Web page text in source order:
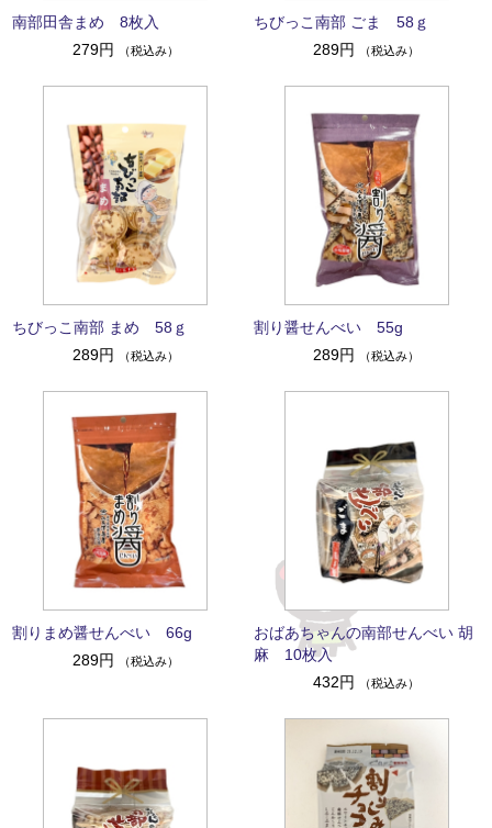
南部田舎まめ 8枚入
279円
（税込み）
ちびっこ南部 ごま 58ｇ
289円
（税込み）
ちびっこ南部 まめ 58ｇ
289円
（税込み）
割り醤せんべい 55g
289円
（税込み）
割りまめ醤せんべい 66g
289円
（税込み）
おばあちゃんの南部せんべい 胡
麻 10枚入
432円
（税込み）